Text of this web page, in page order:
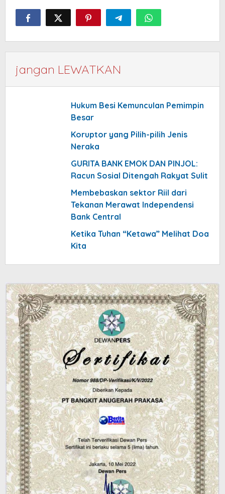
jangan LEWATKAN
Hukum Besi Kemunculan Pemimpin
Besar
Koruptor yang Pilih-pilih Jenis
Neraka
GURITA BANK EMOK DAN PINJOL:
Racun Sosial Ditengah Rakyat Sulit
Membebaskan sektor Riil dari
Tekanan Merawat Independensi
Bank Central
Ketika Tuhan “Ketawa” Melihat Doa
Kita